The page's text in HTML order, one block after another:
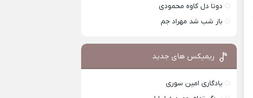
دوتا دل کاوه محمودی
باز شب شد مهراد جم
ریمیکس های جدید
یادگاری امین سوری